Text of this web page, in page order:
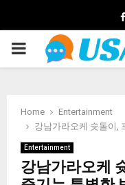
PRIMARY
Home
Entertainment
강남가라오케 슛돌이,
Entertainment
강남가라오케